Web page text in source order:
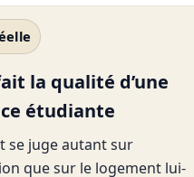
la qualité d’une
étudiante
se juge autant sur
que sur le logement lui-